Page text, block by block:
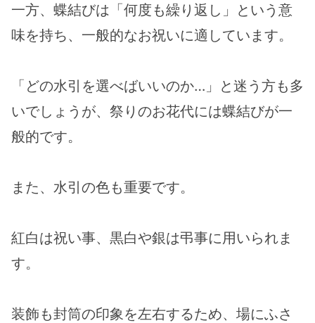
一方、蝶結びは「何度も繰り返し」という意
味を持ち、一般的なお祝いに適しています。
「どの水引を選べばいいのか…」と迷う方も多
いでしょうが、祭りのお花代には蝶結びが一
般的です。
また、水引の色も重要です。
紅白は祝い事、黒白や銀は弔事に用いられま
す。
装飾も封筒の印象を左右するため、場にふさ